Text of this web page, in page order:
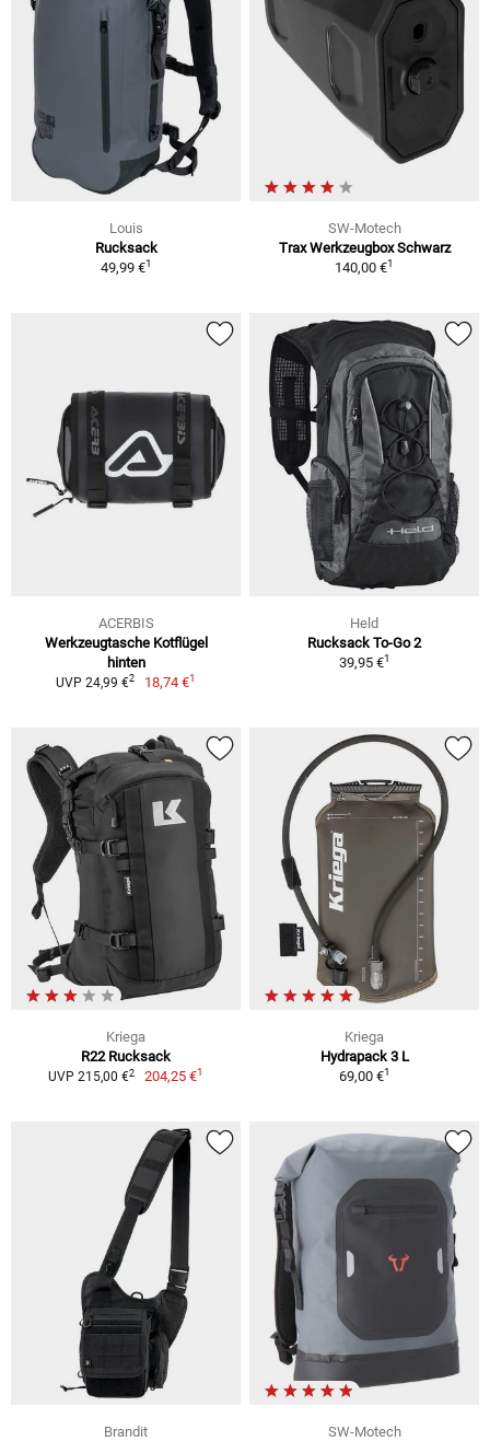
Louis
Rucksack
49,99 €1
SW-Motech
Trax Werkzeugbox Schwarz
140,00 €1
ACERBIS
Werkzeugtasche Kotflügel
hinten
UVP 24,99 €2 18,74 €1
Held
Rucksack To-Go 2
39,95 €1
Kriega
R22 Rucksack
UVP 215,00 €2 204,25 €1
Kriega
Hydrapack 3 L
69,00 €1
Brandit
SW-Motech